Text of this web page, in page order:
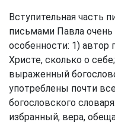
Вступительная часть
письмами Павла
особенности: 1) автор
Христе, сколько о
выраженный
употреблены почти
богословского
избранный, вера,